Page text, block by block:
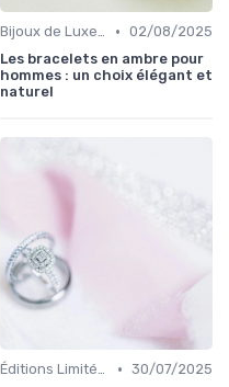
Bijoux de Luxe pour Hommes • 02/08/2025
Les bracelets en ambre pour
hommes : un choix élégant et
naturel
Éditions Limitées et Pièces Uniques • 30/07/2025